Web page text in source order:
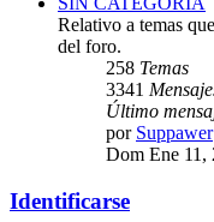
Relativo a temas
del foro.
258 Temas
3341
Último
por Suppawer
Dom Ene 11,
Identificarse